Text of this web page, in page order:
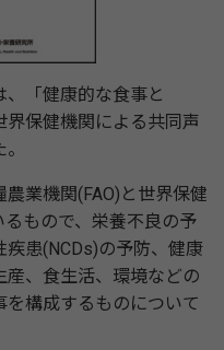
「健康的な食事と
保健機関による共同声
業機関(FAO)と世界保健
もので、栄養不良の予
患(NCDs)の予防、健康
、食生活、環境などの
構成するものについて